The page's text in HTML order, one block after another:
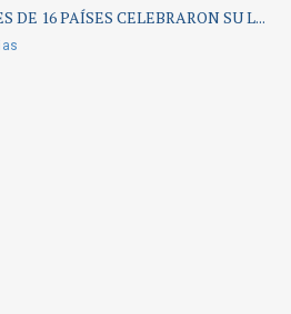
DE 16 PAÍSES CELEBRARON SU L...